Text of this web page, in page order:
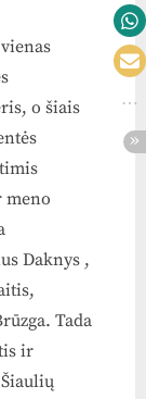
o šiais
meno
Daknys ,
Tada
ir